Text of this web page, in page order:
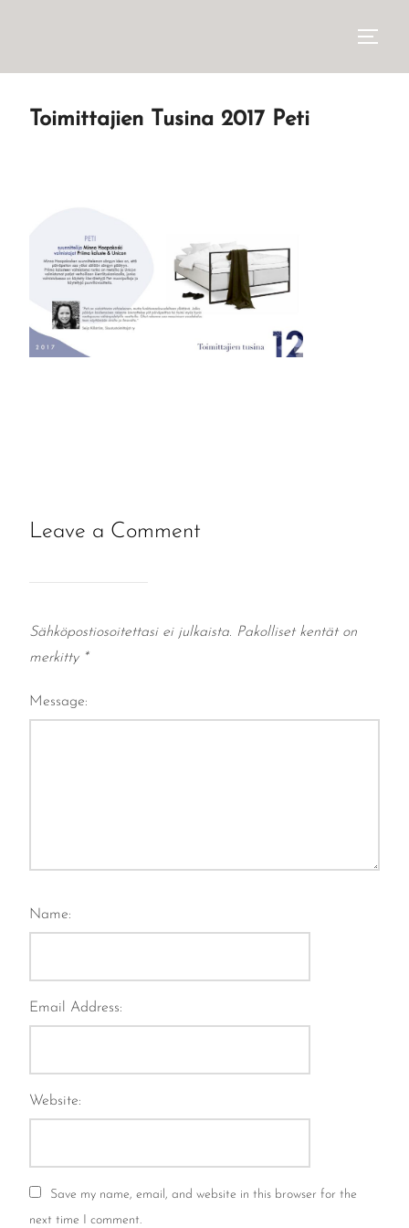
Toimittajien Tusina 2017 Peti
Leave a Comment
Sähköpostiosoitettasi ei julkaista. Pakolliset kentät on
merkitty *
Message:
Name:
Email Address:
Website:
Save my name, email, and website in this browser for the
next time I comment.